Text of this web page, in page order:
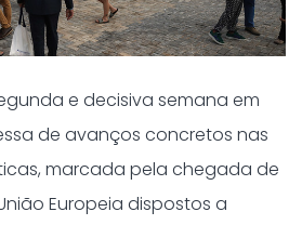
e decisiva semana em
de avanços concretos nas
marcada pela chegada de
Europeia dispostos a